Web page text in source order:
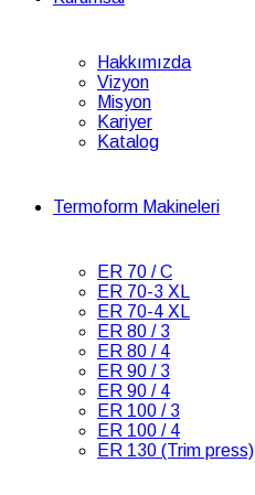
Hakkımızda
Vizyon
Misyon
Kariyer
Katalog
Termoform Makineleri
ER 70 / C
ER 70-3 XL
ER 70-4 XL
ER 80 / 3
ER 80 / 4
ER 90 / 3
ER 90 / 4
ER 100 / 3
ER 100 / 4
ER 130 (Trim press)